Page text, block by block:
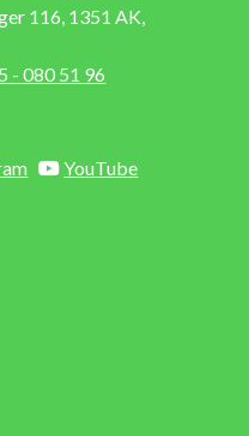
116, 1351 AK,
- 080 51 96
YouTube